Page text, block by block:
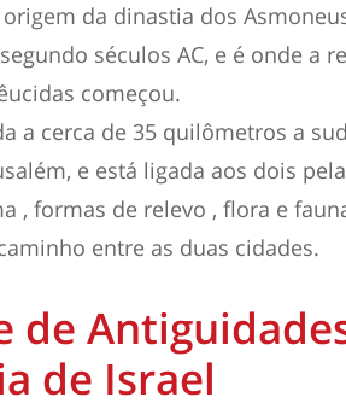
da dinastia dos
séculos AC, e é onde a
começou.
a cerca de 35 quilômetros a
e está ligada aos dois
, formas de relevo , flora e
entre as duas cidades.
de
de Israel